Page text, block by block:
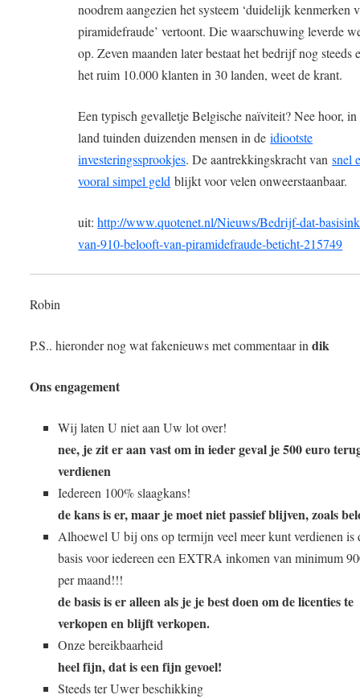
noodrem aangezien het systeem ‘duidelijk kenmerken
piramidefraude’ vertoont. Die waarschuwing leverde
op. Zeven maanden later bestaat het bedrijf nog steeds
het ruim 10.000 klanten in 30 landen, weet de krant.
Een typisch gevalletje Belgische naïviteit? Nee hoor, in
land tuinden duizenden mensen in deidiootste
investeringssprookjes. De aantrekkingskracht vansnel
vooral simpel geld blijkt voor velen onweerstaanbaar.
uit:http://www.quotenet.nl/Nieuws/Bedrijf-dat-
van-910-belooft-van-piramidefraude-beticht-215749
Robin
P.S.. hieronder nog wat fakenieuws met commentaar indik
Ons engagement
Wij laten U niet aan Uw lot over!
nee, je zit er aan vast om in ieder geval je 500 euro
verdienen
Iedereen 100% slaagkans!
de kans is er, maar je moet niet passief blijven, zoals
Alhoewel U bij ons op termijn veel meer kunt verdienen is
basis voor iedereen een EXTRA inkomen van minimum
per maand!!!
de basis is er alleen als je je best doen om de licenties te
verkopen en blijft verkopen.
Onze bereikbaarheid
heel fijn, dat is een fijn gevoel!
Steeds ter Uwer beschikking